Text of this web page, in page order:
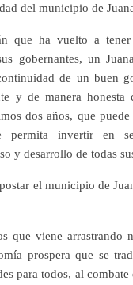
del municipio de
que ha vuelto a tener
gobernantes, un
de un buen
y de manera honesta
dos años, que
permita invertir en
y desarrollo de todas
el municipio de
que viene arrastrando
prospera que se
para todos, al